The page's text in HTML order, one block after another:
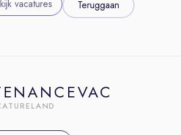
vacatures
Teruggaan